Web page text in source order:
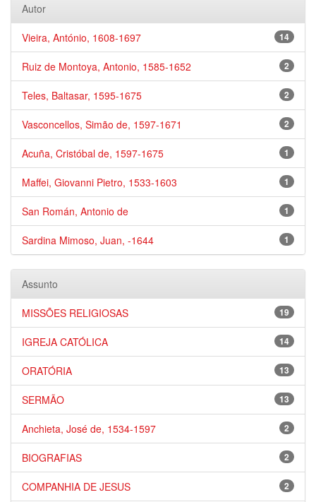
Autor
14
Vieira, António, 1608-1697
2
Ruiz de Montoya, Antonio, 1585-1652
2
Teles, Baltasar, 1595-1675
2
Vasconcellos, Simão de, 1597-1671
1
Acuña, Cristóbal de, 1597-1675
1
Maffei, Giovanni Pietro, 1533-1603
1
San Román, Antonio de
1
Sardina Mimoso, Juan, -1644
Assunto
19
MISSÕES RELIGIOSAS
14
IGREJA CATÓLICA
13
ORATÓRIA
13
SERMÃO
2
Anchieta, José de, 1534-1597
2
BIOGRAFIAS
2
COMPANHIA DE JESUS